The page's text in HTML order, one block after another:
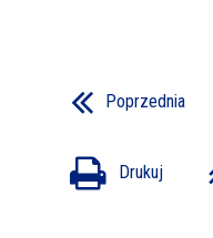
Poprzednia
Drukuj